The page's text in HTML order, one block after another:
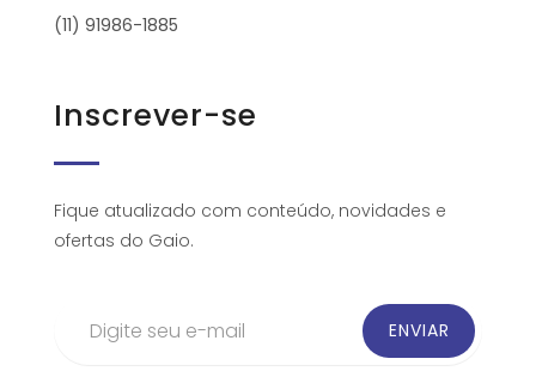
(11) 91986-1885
Inscrever-se
Fique atualizado com conteúdo, novidades e
ofertas do Gaio.